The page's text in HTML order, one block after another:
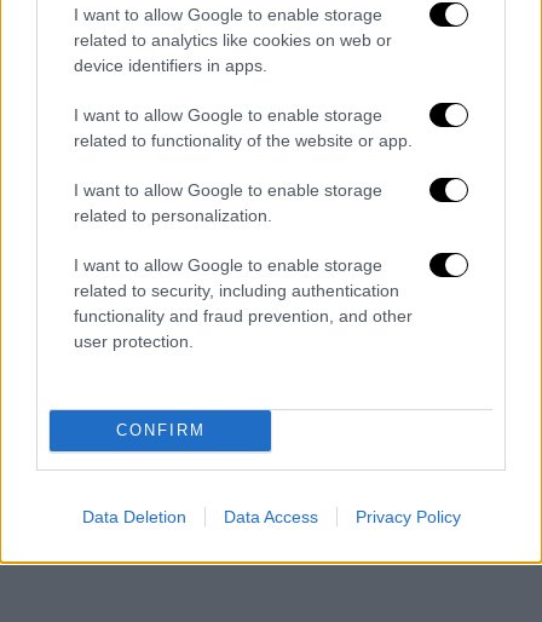
I want to allow Google to enable storage
related to analytics like cookies on web or
device identifiers in apps.
I want to allow Google to enable storage
related to functionality of the website or app.
I want to allow Google to enable storage
related to personalization.
I want to allow Google to enable storage
related to security, including authentication
functionality and fraud prevention, and other
user protection.
CONFIRM
Data Deletion Data Access Privacy Policy
κόμμα και όχι μέσω ατομικών συμφωνιών ή
“δανεισμού στελεχών”».